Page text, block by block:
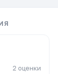
2 оценки